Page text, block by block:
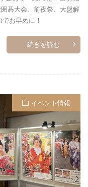
碁大会、前夜祭、大盤解
お早めに！
続きを読む
イベント情報